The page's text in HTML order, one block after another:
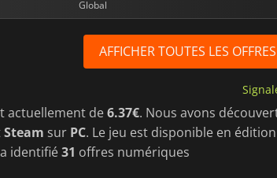
Global
AFFICHER TOUTES LES OFFRES
actuellement de6.37€. Nous avons
Steam sur PC. Le jeu est disponible en
identifié31 offres numériques